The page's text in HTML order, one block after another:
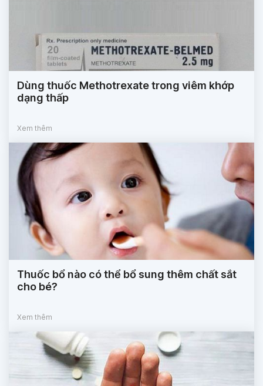
Dùng thuốc Methotrexate trong viêm khớp
dạng thấp
Xem thêm
Thuốc bổ nào có thể bổ sung thêm chất sắt
cho bé?
Xem thêm